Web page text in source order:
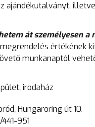
ajándékutalványt,
át személyesen a
értékének
munkanaptól
irodaház
Hungaroring út 10.
951